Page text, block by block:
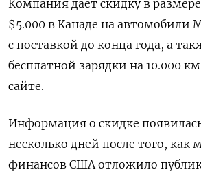
Компания дает скидку в
$5.000 в Канаде на автомобили
с поставкой до конца года, а
бесплатной зарядки на 10.000
сайте.
Информация о скидке
несколько дней после того, как
финансов США отложило